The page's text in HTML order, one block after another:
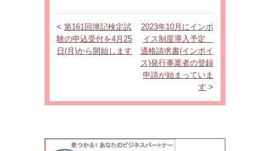
<第161回簿記検定試
験の申込受付を4月25
日(月)から開始します
2023年10月にインボ
イス制度導入予定
適格請求書(インボイ
ス)発行事業者の登録
申請が始まっていま
す >